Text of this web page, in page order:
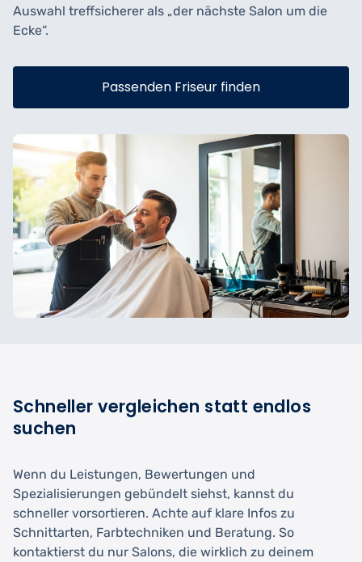
Auswahl treffsicherer als „der nächste Salon um die
Ecke“.
Passenden Friseur finden
Schneller vergleichen statt endlos
suchen
Wenn du Leistungen, Bewertungen und
Spezialisierungen gebündelt siehst, kannst du
schneller vorsortieren. Achte auf klare Infos zu
Schnittarten, Farbtechniken und Beratung. So
kontaktierst du nur Salons, die wirklich zu deinem